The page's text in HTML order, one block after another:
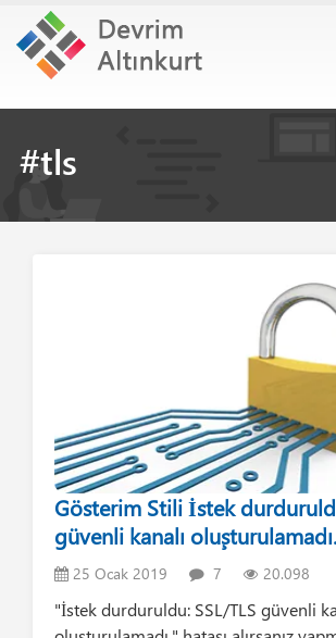
#tls
Gösterim Stili İstek
güvenli kanalı oluşturulamadı.
25 Ocak 2019 7 20.098
"İstek durduruldu: SSL/TLS güvenli